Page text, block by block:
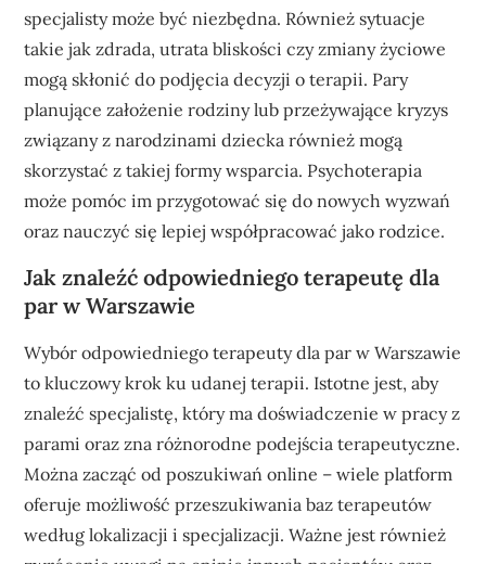
specjalisty może być niezbędna. Również sytuacje
takie jak zdrada, utrata bliskości czy zmiany życiowe
mogą skłonić do podjęcia decyzji o terapii. Pary
planujące założenie rodziny lub przeżywające kryzys
związany z narodzinami dziecka również mogą
skorzystać z takiej formy wsparcia. Psychoterapia
może pomóc im przygotować się do nowych wyzwań
oraz nauczyć się lepiej współpracować jako rodzice.
Jak znaleźć odpowiedniego terapeutę dla
par w Warszawie
Wybór odpowiedniego terapeuty dla par w Warszawie
to kluczowy krok ku udanej terapii. Istotne jest, aby
znaleźć specjalistę, który ma doświadczenie w pracy z
parami oraz zna różnorodne podejścia terapeutyczne.
Można zacząć od poszukiwań online – wiele platform
oferuje możliwość przeszukiwania baz terapeutów
według lokalizacji i specjalizacji. Ważne jest również